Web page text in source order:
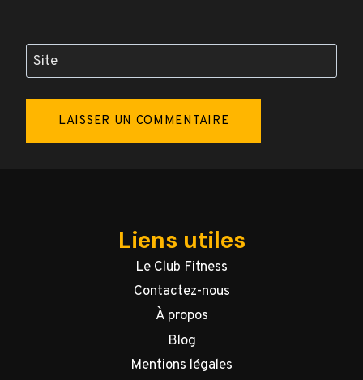
Site
Liens utiles
Le Club Fitness
Contactez-nous
À propos
Blog
Mentions légales